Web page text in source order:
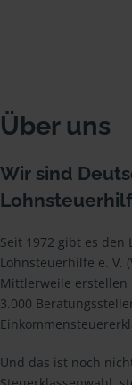
Über uns
Wir sind
Seit 1972 gibt es
Lohnsteuerhilfe e. V.
Mittlerweile erstellen
3.000
Und das ist noch